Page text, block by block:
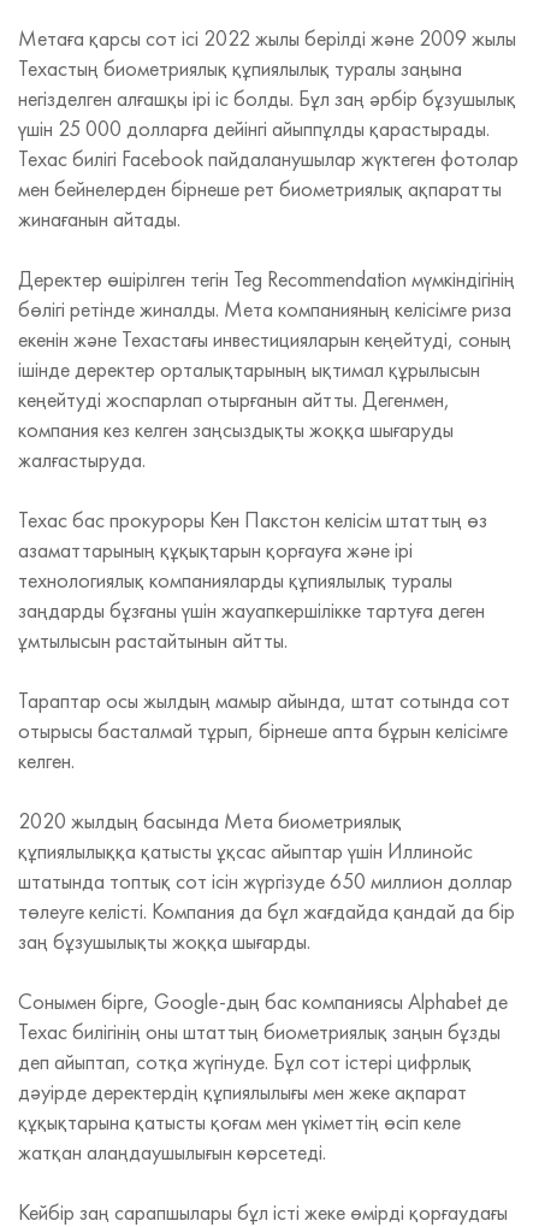
Метаға қарсы сот ісі 2022 жылы берілді және 2009 жылы
Техастың биометриялық құпиялылық туралы заңына
негізделген алғашқы ірі іс болды. Бұл заң әрбір бұзушылық
үшін 25 000 долларға дейінгі айыппұлды қарастырады.
Техас билігі Facebook пайдаланушылар жүктеген фотолар
мен бейнелерден бірнеше рет биометриялық ақпаратты
жинағанын айтады.
Деректер өшірілген тегін Teg Recommendation мүмкіндігінің
бөлігі ретінде жиналды. Мета компанияның келісімге риза
екенін және Техастағы инвестицияларын кеңейтуді, соның
ішінде деректер орталықтарының ықтимал құрылысын
кеңейтуді жоспарлап отырғанын айтты. Дегенмен,
компания кез келген заңсыздықты жоққа шығаруды
жалғастыруда.
Техас бас прокуроры Кен Пакстон келісім штаттың өз
азаматтарының құқықтарын қорғауға және ірі
технологиялық компанияларды құпиялылық туралы
заңдарды бұзғаны үшін жауапкершілікке тартуға деген
ұмтылысын растайтынын айтты.
Тараптар осы жылдың мамыр айында, штат сотында сот
отырысы басталмай тұрып, бірнеше апта бұрын келісімге
келген.
2020 жылдың басында Мета биометриялық
құпиялылыққа қатысты ұқсас айыптар үшін Иллинойс
штатында топтық сот ісін жүргізуде 650 миллион доллар
төлеуге келісті. Компания да бұл жағдайда қандай да бір
заң бұзушылықты жоққа шығарды.
Сонымен бірге, Google-дың бас компаниясы Alphabet де
Техас билігінің оны штаттың биометриялық заңын бұзды
деп айыптап, сотқа жүгінуде. Бұл сот істері цифрлық
дәуірде деректердің құпиялылығы мен жеке ақпарат
құқықтарына қатысты қоғам мен үкіметтің өсіп келе
жатқан алаңдаушылығын көрсетеді.
Кейбір заң сарапшылары бұл істі жеке өмірді қорғаудағы